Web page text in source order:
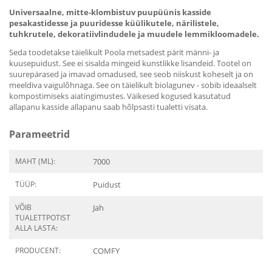
Universaalne, mitte-klombistuv puupüünis kasside
pesakastidesse ja puuridesse küülikutele, närilistele,
tuhkrutele, dekoratiivlindudele ja muudele lemmikloomadele.
Seda toodetakse täielikult Poola metsadest pärit männi- ja
kuusepuidust. See ei sisalda mingeid kunstlikke lisandeid. Tootel on
suurepärased ja imavad omadused, see seob niiskust koheselt ja on
meeldiva vaigulõhnaga. See on täielikult biolagunev - sobib ideaalselt
kompostimiseks aiatingimustes. Väikesed kogused kasutatud
allapanu kasside allapanu saab hõlpsasti tualetti visata.
Parameetrid
MAHT (ML): 7000
TÜÜP: Puidust
VÕIB
TUALETTPOTIST
ALLA LASTA:
Jah
PRODUCENT: COMFY